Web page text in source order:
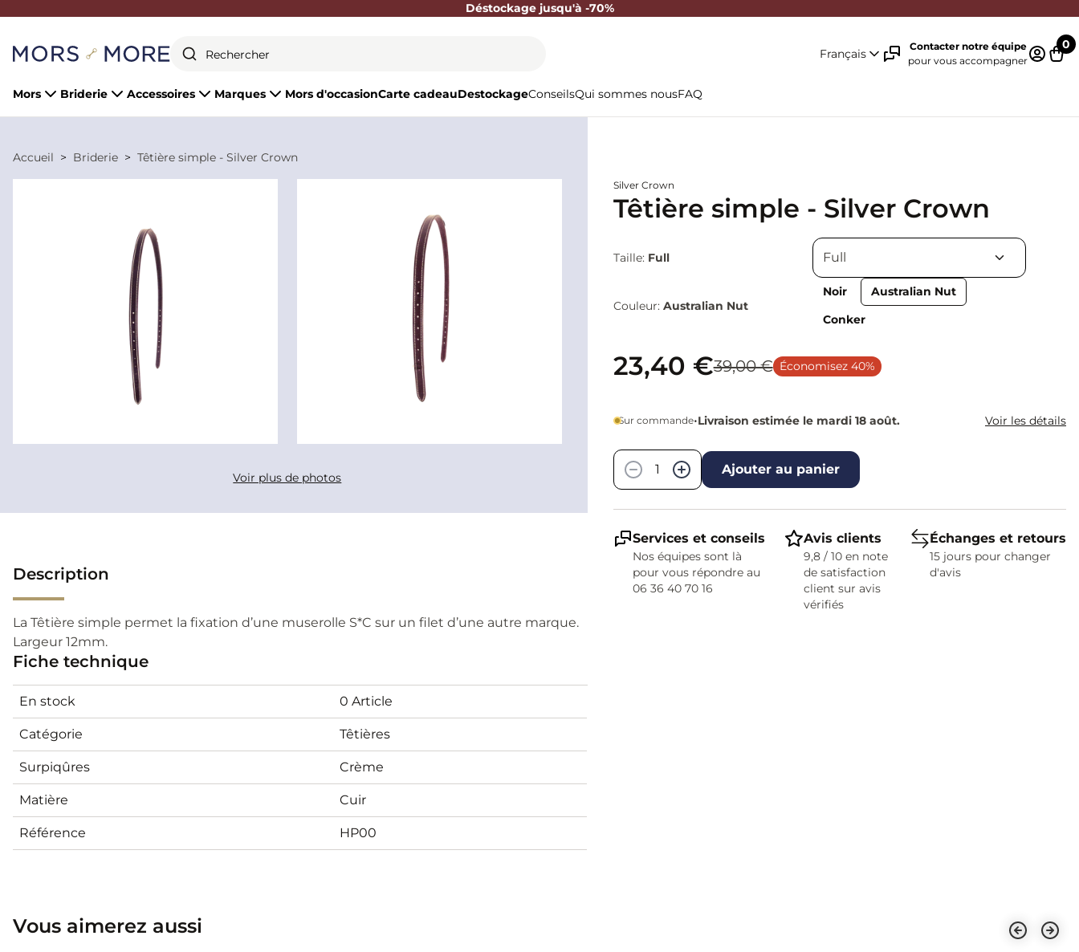
Déstockage jusqu'à -70%
Français
Contacter notre équipe
pour vous accompagner
0
Mors Briderie Accessoires Marques Mors d'occasionCarte cadeauDestockageConseilsQui sommes nousFAQ
Accueil Briderie Têtière simple - Silver Crown
Voir plus de photos
Silver Crown
Têtière simple - Silver Crown
Taille: Full
Couleur: Australian Nut
Noir
Australian Nut
Conker
23,40 €39,00 € Économisez 40%
Sur commande•Livraison estimée le mardi 18 août. Voir les détails
−
+ Ajouter au panier
Services et conseils
Nos équipes sont là
pour vous répondre au
06 36 40 70 16
Avis clients
9,8 / 10 en note
de satisfaction
client sur avis
vérifiés
Échanges et retours
15 jours pour changer
d'avis
Description
La Têtière simple permet la fixation d’une muserolle S*C sur un filet d’une autre marque.
Largeur 12mm.
Fiche technique
En stock 0 Article
Catégorie Têtières
Surpiqûres Crème
Matière Cuir
Référence HP00
Vous aimerez aussi